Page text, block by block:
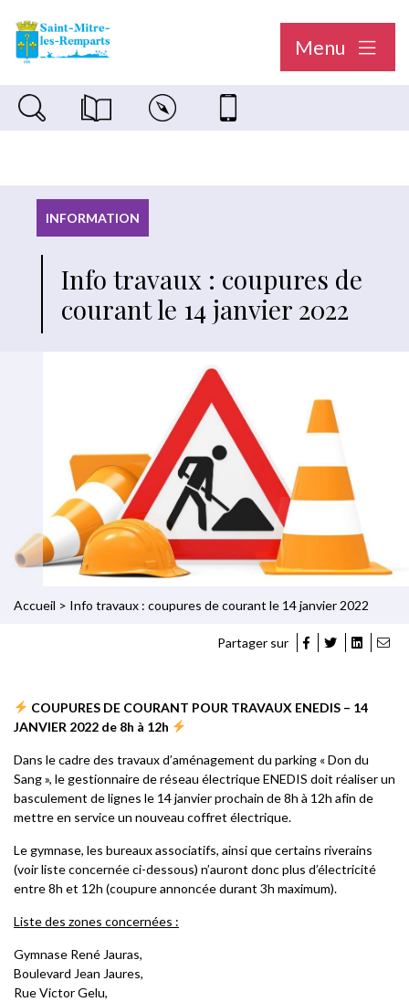
Menu
Recherche sur le siteMagazine municipal "Le Saint-Mitréen"
Carte interactiveNous contacter
INFORMATION
Info travaux : coupures de
courant le 14 janvier 2022
Accueil > Info travaux : coupures de courant le 14 janvier 2022
Partager sur
COUPURES DE COURANT POUR TRAVAUX ENEDIS – 14
JANVIER 2022 de 8h à 12h
Dans le cadre des travaux d’aménagement du parking « Don du
Sang », le gestionnaire de réseau électrique ENEDIS doit réaliser un
basculement de lignes le 14 janvier prochain de 8h à 12h afin de
mettre en service un nouveau coffret électrique.
Le gymnase, les bureaux associatifs, ainsi que certains riverains
(voir liste concernée ci-dessous) n’auront donc plus d’électricité
entre 8h et 12h (coupure annoncée durant 3h maximum).
Liste des zones concernées :
Gymnase René Jauras,
Boulevard Jean Jaures,
Rue Victor Gelu,